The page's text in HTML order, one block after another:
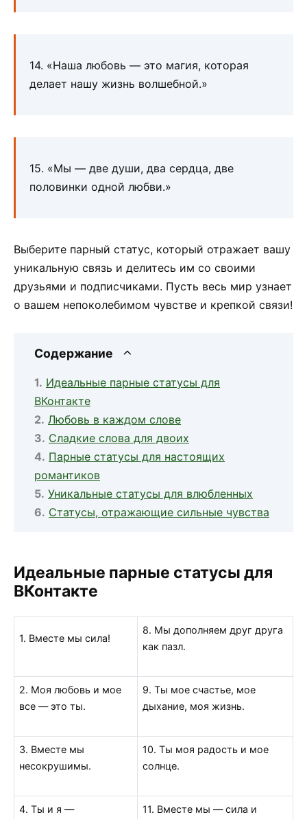
14. «Наша любовь — это магия, которая
делает нашу жизнь волшебной.»
15. «Мы — две души, два сердца, две
половинки одной любви.»
Выберите парный статус, который отражает вашу
уникальную связь и делитесь им со своими
друзьями и подписчиками. Пусть весь мир узнает
о вашем непоколебимом чувстве и крепкой связи!
Содержание
Идеальные парные статусы для
ВКонтакте
Любовь в каждом слове
Сладкие слова для двоих
Парные статусы для настоящих
романтиков
Уникальные статусы для влюбленных
Статусы, отражающие сильные чувства
Идеальные парные статусы для
ВКонтакте
1. Вместе мы сила!
8. Мы дополняем друг друга
как пазл.
2. Моя любовь и мое
все — это ты.
9. Ты мое счастье, мое
дыхание, моя жизнь.
3. Вместе мы
несокрушимы.
10. Ты моя радость и мое
солнце.
4. Ты и я —
11. Вместе мы — сила и